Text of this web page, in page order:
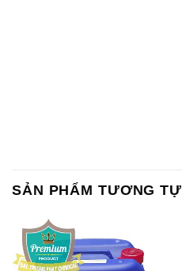
SẢN PHẨM TƯƠNG TỰ